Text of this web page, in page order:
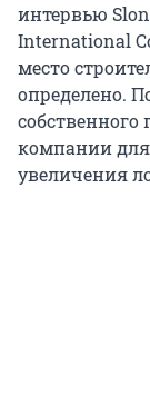
интервью
International
место
определено.
собственного
компании
увеличения